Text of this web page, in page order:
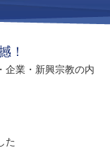
！
業・新興宗教の内
た